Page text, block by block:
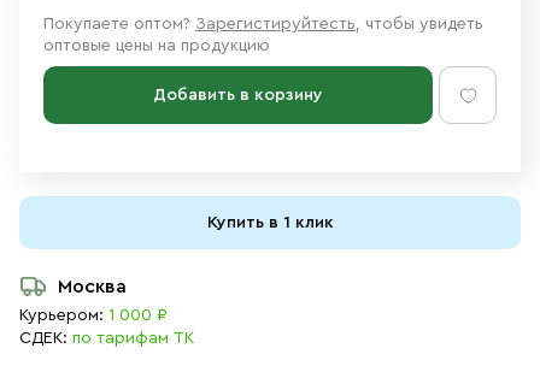
Покупаете оптом? Зарегистируйтесть, чтобы увидеть
оптовые цены на продукцию
Добавить в корзину
Купить в 1 клик
Москва
Курьером: 1 000 ₽
СДЕК: по тарифам ТК